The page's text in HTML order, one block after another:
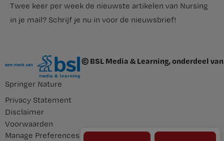
Twee keer per week de nieuwste artikelen van Nursing
in je mail? Schrijf je nu in voor de nieuwsbrief!
© BSL Media & Learning, onderdeel van
Springer Nature
Privacy Statement
Disclaimer
Voorwaarden
Manage Preferences